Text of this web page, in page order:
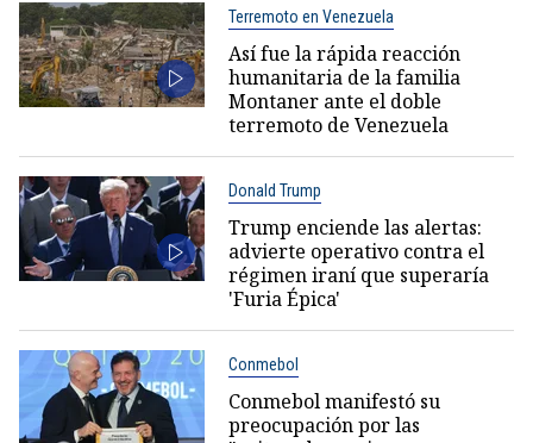
Terremoto en Venezuela
Así fue la rápida reacción
humanitaria de la familia
Montaner ante el doble
terremoto de Venezuela
Donald Trump
Trump enciende las alertas:
advierte operativo contra el
régimen iraní que superaría
'Furia Épica'
Conmebol
Conmebol manifestó su
preocupación por las